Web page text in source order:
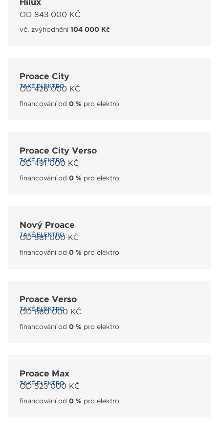
OD 843 000 KČ
vč. zvýhodnění104 000 Kč
TAKÉ ELEKTRO
Proace City
OD 426 000 KČ
financování od 0 % pro elektro
TAKÉ ELEKTRO
Proace City Verso
OD 491 000 KČ
financování od 0 % pro elektro
TAKÉ ELEKTRO
Nový Proace
OD 581 000 KČ
financování od 0 % pro elektro
TAKÉ ELEKTRO
Proace Verso
OD 660 000 KČ
financování od 0 % pro elektro
TAKÉ ELEKTRO
Proace Max
OD 523 000 KČ
financování od 0 % pro elektro